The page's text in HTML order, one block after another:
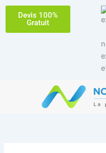
Aller
contenu
Devis 100%
Gratuit